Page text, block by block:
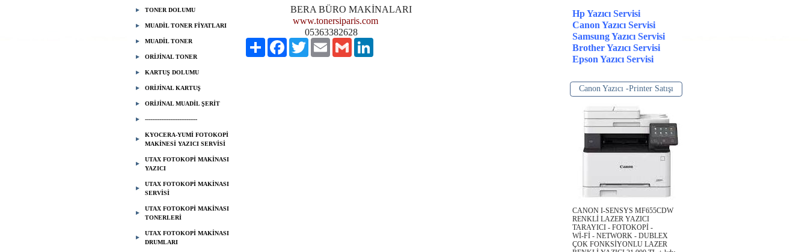
TONER DOLUMU
MUADİL TONER FİYATLARI
MUADİL TONER
ORİJİNAL TONER
KARTUŞ DOLUMU
ORİJİNAL KARTUŞ
ORİJİNAL MUADİL ŞERİT
-----------------------------
KYOCERA-YUMİ FOTOKOPİ
MAKİNESİ YAZICI SERVİSİ
UTAX FOTOKOPİ MAKİNASI
YAZICI
UTAX FOTOKOPİ MAKİNASI
SERVİSİ
UTAX FOTOKOPİ MAKİNASI
TONERLERİ
UTAX FOTOKOPİ MAKİNASI
DRUMLARI
BERA BÜRO MAKİNALARI
www.tonersiparis.com
05363382628
Paylaş FacebookTwitter Email Gmail
Hp Yazıcı Servisi
Canon Yazıcı Servisi
Samsung Yazıcı Servisi
Brother Yazıcı Servisi
Epson Yazıcı Servisi
Canon Yazıcı -Printer Satışı
CANON I-SENSYS MF655CDW
RENKLİ LAZER YAZICI
TARAYICI - FOTOKOPİ -
Wİ-Fİ - NETWORK - DUBLEX
ÇOK FONKSİYONLU LAZER